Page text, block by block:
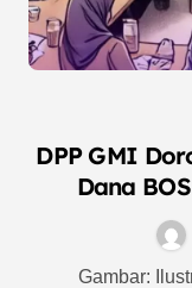
DPP GMI
Dana
Gambar: Ilustrasi rapat evaluasi transparansi